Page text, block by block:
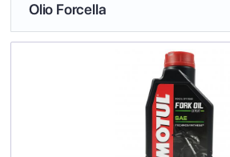
Olio Forcella